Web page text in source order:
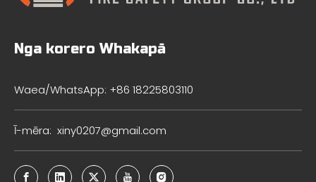
Nga korero Whakapā
Waea/WhatsApp: +86 18225803110
Ī-mēra: xiny0207@gmail.com